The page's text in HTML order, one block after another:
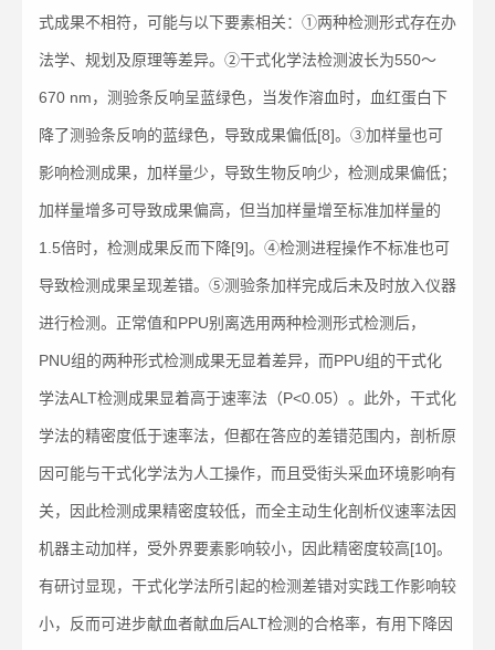
式成果不相符，可能与以下要素相关：①两种检测形式存在办
法学、规划及原理等差异。②干式化学法检测波长为550～
670 nm，测验条反响呈蓝绿色，当发作溶血时，血红蛋白下
降了测验条反响的蓝绿色，导致成果偏低[8]。③加样量也可
影响检测成果，加样量少，导致生物反响少，检测成果偏低；
加样量增多可导致成果偏高，但当加样量增至标准加样量的
1.5倍时，检测成果反而下降[9]。④检测进程操作不标准也可
导致检测成果呈现差错。⑤测验条加样完成后未及时放入仪器
进行检测。正常值和PPU别离选用两种检测形式检测后，
PNU组的两种形式检测成果无显着差异，而PPU组的干式化
学法ALT检测成果显着高于速率法（P<0.05）。此外，干式化
学法的精密度低于速率法，但都在答应的差错范围内，剖析原
因可能与干式化学法为人工操作，而且受街头采血环境影响有
关，因此检测成果精密度较低，而全主动生化剖析仪速率法因
机器主动加样，受外界要素影响较小，因此精密度较高[10]。
有研讨显现，干式化学法所引起的检测差错对实践工作影响较
小，反而可进步献血者献血后ALT检测的合格率，有用下降因